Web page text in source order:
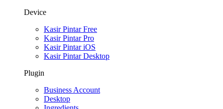
Device
Kasir Pintar Free
Kasir Pintar Pro
Kasir Pintar iOS
Kasir Pintar Desktop
Plugin
Business Account
Desktop